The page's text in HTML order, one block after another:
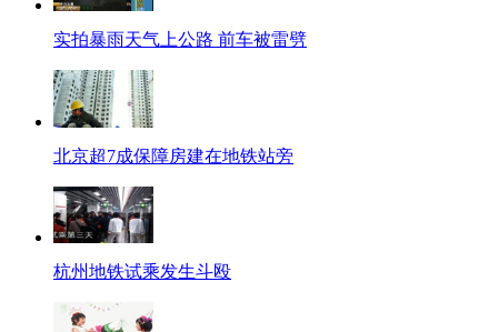
实拍暴雨天气上公路 前车被雷劈
北京超7成保障房建在地铁站旁
杭州地铁试乘发生斗殴